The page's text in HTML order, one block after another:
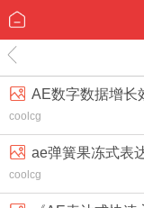
AE数字数据增长
coolcg
ae弹簧果冻式表
coolcg